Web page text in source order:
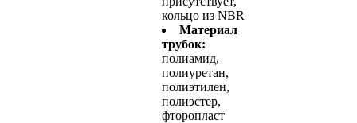
кольцо из NBR
Материал
трубок:
полиамид,
полиуретан,
полиэтилен,
полиэстер,
фторопласт